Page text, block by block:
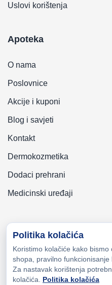
Uslovi korištenja
Apoteka
O nama
Poslovnice
Akcije i kuponi
Blog i savjeti
Kontakt
Dermokozmetika
Dodaci prehrani
Medicinski uređaji
Copyright © 2026 Zeni-Lijek
Politika kolačića
Koristimo kolačiće kako
shopa, pravilno funkcionisanje
Za nastavak korištenja
kolačića. Politika kolačića